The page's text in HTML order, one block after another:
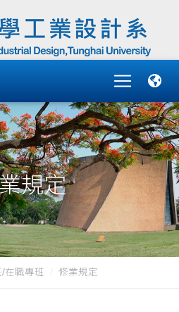
規定
在職專班 修業規定